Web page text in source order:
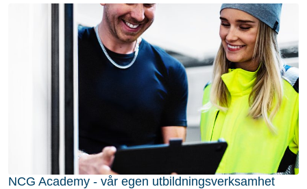
NCG Academy - vår egen utbildningsverksamhet